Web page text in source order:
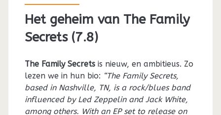
Het geheim van The Family
Secrets (7.8)
The Family Secretsis nieuw, en ambitieus. Zo
lezen we in hun bio: “The Family Secrets,
based in Nashville, TN, is a rock/blues band
influenced by Led Zeppelin and Jack White,
among others. With an EP set to release on